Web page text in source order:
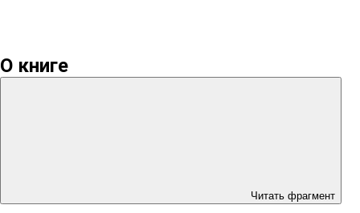
О книге
Читать фрагмент